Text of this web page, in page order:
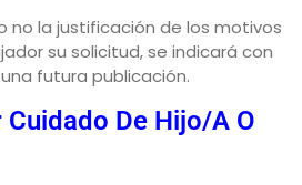
no la justificación de los motivos
su solicitud, se indicará con
futura publicación.
Cuidado De Hijo/a O